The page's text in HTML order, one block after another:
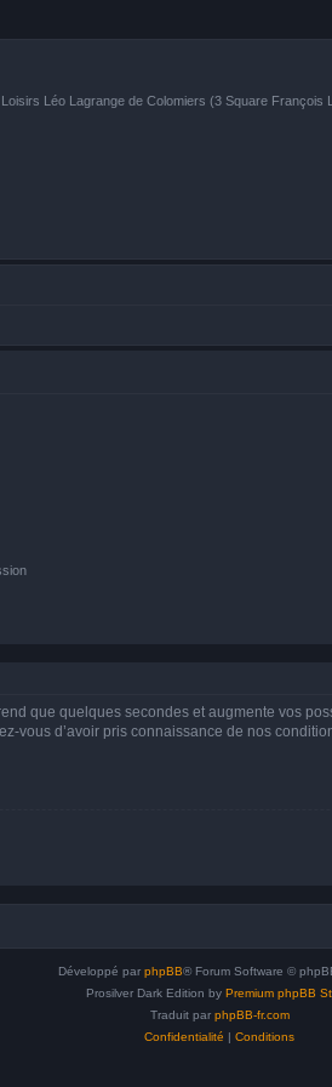
Léo Lagrange de Colomiers (3 Square François
que quelques secondes et augmente vos
vous d’avoir pris connaissance de nos
Développé par phpBB® Forum Software ©
Prosilver Dark Edition by Premium phpBB
Traduit par phpBB-fr.com
Confidentialité | Conditions